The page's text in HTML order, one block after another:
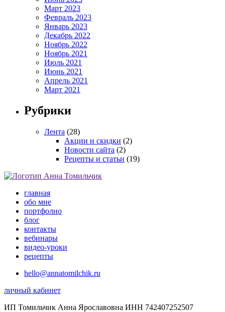
Март 2023
Февраль 2023
Январь 2023
Декабрь 2022
Ноябрь 2022
Ноябрь 2021
Июль 2021
Июнь 2021
Апрель 2021
Март 2021
Рубрики
Лента (28)
Акции и скидки (2)
Новости сайта (2)
Рецепты и статьи (19)
главная
обо мне
портфолио
блог
контакты
вебинары
видео-уроки
рецепты
hello@annatomilchik.ru
личный кабинет
ИП Томильчик Анна Ярославовна ИНН 742407252507